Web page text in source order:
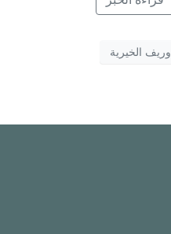
وريف الخيرية